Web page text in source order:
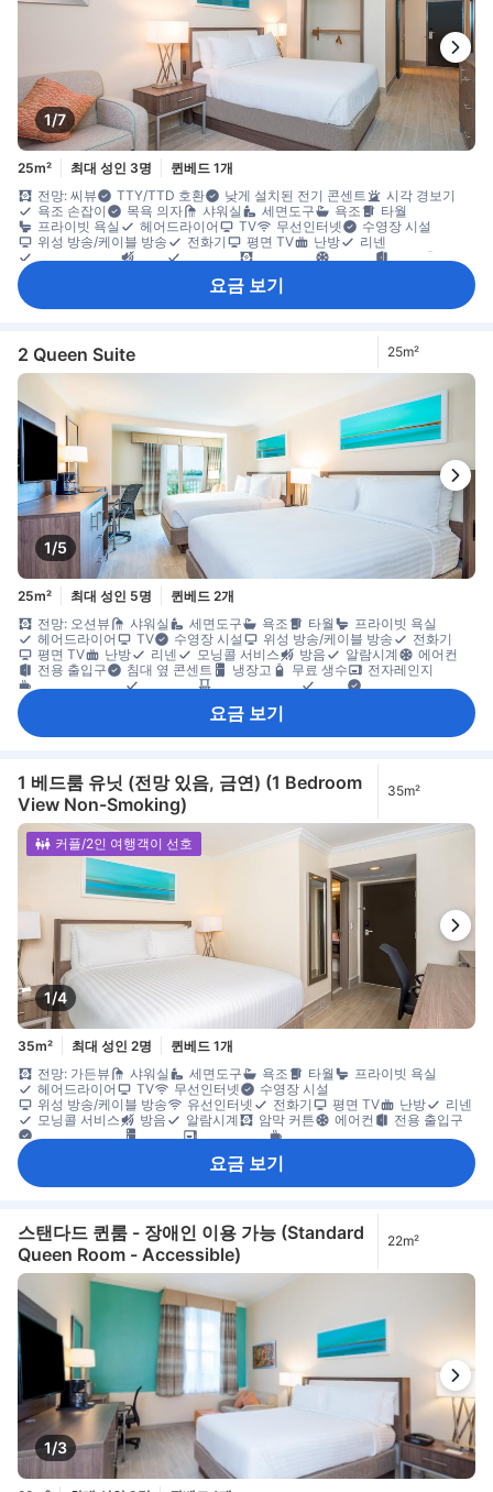
1/7
25m² 최대 성인 3명
퀸베드 1개
전망: 씨뷰
TTY/TTD 호환 낮게 설치된 전기 콘센트
시각 경보기
욕조 손잡이
목욕 의자 샤워실 세면도구 욕조
타월
프라이빗 욕실
헤어드라이어 TV 무선인터넷
수영장 시설
위성 방송/케이블 방송
전화기 평면 TV 난방
리넨
모닝콜 서비스
방음 알람시계 암막 커튼 에어컨
전용 출입구
마룻바닥 발코니/테라스
다림질 도구
안전/보안 시설/서비스
화재감지기
요금 보기
2 Queen Suite 25m²
1/5
25m² 최대 성인 5명
퀸베드 2개
전망: 오션뷰
샤워실 세면도구 욕조 타월
프라이빗 욕실
헤어드라이어
TV 수영장 시설 위성 방송/케이블 방송
전화기
평면 TV
난방 리넨 모닝콜 서비스 방음 알람시계
에어컨
전용 출입구
침대 옆 콘센트 냉장고 무료 생수
전자레인지
커피/티 메이커
마룻바닥 발코니/테라스 소파
야외용 가구
옷 거는 행거
개별 에어컨
요금 보기
1 베드룸 유닛 (전망 있음, 금연) (1 Bedroom
View Non-Smoking)
35m²
1/4
커플/2인 여행객이 선호
35m² 최대 성인 2명
퀸베드 1개
전망: 가든뷰
샤워실 세면도구 욕조 타월
프라이빗 욕실
헤어드라이어
TV 무선인터넷
수영장 시설
위성 방송/케이블 방송
유선인터넷 전화기 평면 TV 난방
리넨
모닝콜 서비스
방음 알람시계 암막 커튼 에어컨
전용 출입구
침대 옆 콘센트
냉장고 전자레인지
커피/티 메이커
휴지통 다림질 도구
요금 보기
스탠다드 퀸룸 - 장애인 이용 가능 (Standard
Queen Room - Accessible)
22m²
1/3